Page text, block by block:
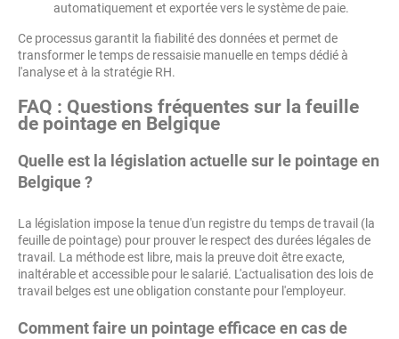
automatiquement et exportée vers le système de paie.
Ce processus garantit la fiabilité des données et permet de
transformer le temps de ressaisie manuelle en temps dédié à
l'analyse et à la stratégie RH.
FAQ : Questions fréquentes sur la feuille
de pointage en Belgique
Quelle est la législation actuelle sur le pointage en
Belgique ?
La législation impose la tenue d'un registre du temps de travail (la
feuille de pointage) pour prouver le respect des durées légales de
travail. La méthode est libre, mais la preuve doit être exacte,
inaltérable et accessible pour le salarié. L'actualisation des lois de
travail belges est une obligation constante pour l'employeur.
Comment faire un pointage efficace en cas de